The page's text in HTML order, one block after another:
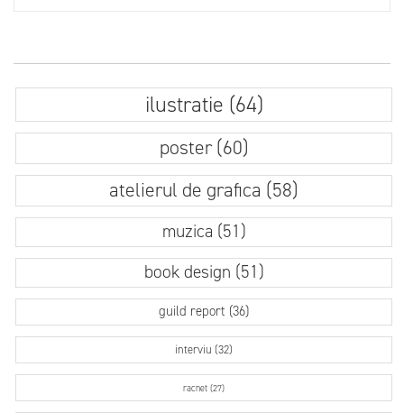
ilustratie (64)
poster (60)
atelierul de grafica (58)
muzica (51)
book design (51)
guild report (36)
interviu (32)
racnet (27)